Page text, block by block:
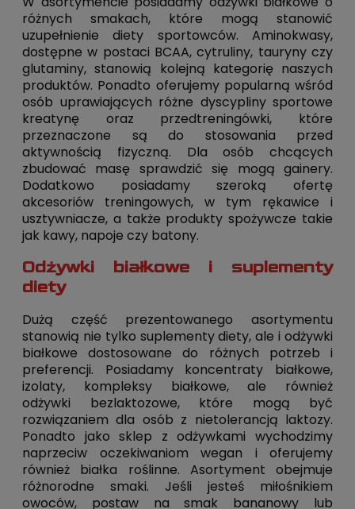
różnych smakach, które mogą stanowić
uzupełnienie diety sportowców. Aminokwasy,
dostępne w postaci BCAA, cytruliny, tauryny czy
glutaminy, stanowią kolejną kategorię naszych
produktów. Ponadto oferujemy popularną wśród
osób uprawiających różne dyscypliny sportowe
kreatynę oraz przedtreningówki, które
przeznaczone są do stosowania przed
aktywnością fizyczną. Dla osób chcących
zbudować masę sprawdzić się mogą gainery.
Dodatkowo posiadamy szeroką ofertę
akcesoriów treningowych, w tym rękawice i
usztywniacze, a także produkty spożywcze takie
jak kawy, napoje czy batony.
Odżywki białkowe i suplementy
diety
Dużą część prezentowanego asortymentu
stanowią nie tylko suplementy diety, ale i odżywki
białkowe dostosowane do różnych potrzeb i
preferencji. Posiadamy koncentraty białkowe,
izolaty, kompleksy białkowe, ale również
odżywki bezlaktozowe, które mogą być
rozwiązaniem dla osób z nietolerancją laktozy.
Ponadto jako sklep z odżywkami wychodzimy
naprzeciw oczekiwaniom wegan i oferujemy
również białka roślinne. Asortyment obejmuje
różnorodne smaki. Jeśli jesteś miłośnikiem
owoców, postaw na smak bananowy lub